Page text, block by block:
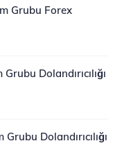
Grubu Forex
Dolandırıcılığı
Dolandırıcılığı